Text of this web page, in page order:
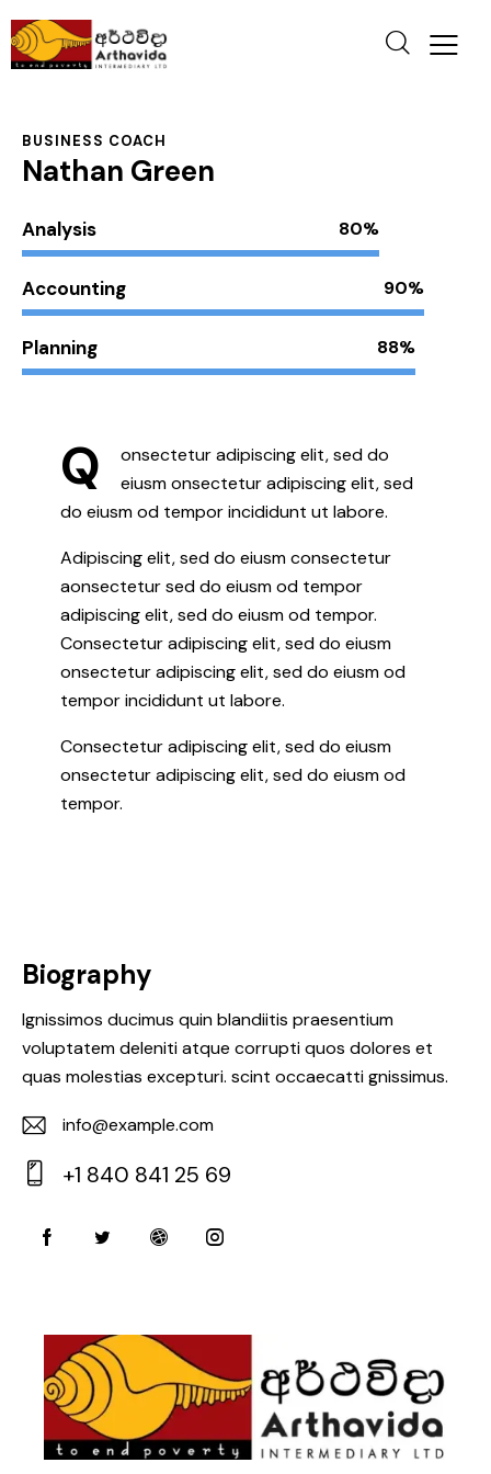
BUSINESS COACH
Nathan Green
Analysis 80%
Accounting 90%
Planning 88%
Q
onsectetur adipiscing elit, sed do
eiusm onsectetur adipiscing elit, sed
do eiusm od tempor incididunt ut labore.
Adipiscing elit, sed do eiusm consectetur
aonsectetur sed do eiusm od tempor
adipiscing elit, sed do eiusm od tempor.
Consectetur adipiscing elit, sed do eiusm
onsectetur adipiscing elit, sed do eiusm od
tempor incididunt ut labore.
Consectetur adipiscing elit, sed do eiusm
onsectetur adipiscing elit, sed do eiusm od
tempor.
Biography
Ignissimos ducimus quin blandiitis praesentium
voluptatem deleniti atque corrupti quos dolores et
quas molestias excepturi. scint occaecatti gnissimus.
E-
m
info@example.com
on
+1 840 841 25 69